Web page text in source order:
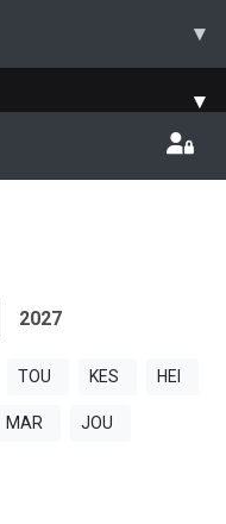
▾
▾
2027
TOU KES HEI
MAR JOU